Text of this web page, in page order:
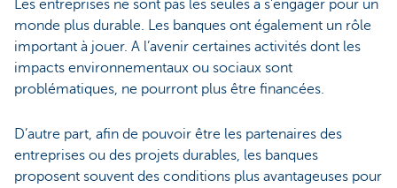
Les entreprises ne sont pas les seules à s’engager pour un
monde plus durable. Les banques ont également un rôle
important à jouer. A l’avenir certaines activités dont les
impacts environnementaux ou sociaux sont
problématiques, ne pourront plus être financées.
D’autre part, afin de pouvoir être les partenaires des
entreprises ou des projets durables, les banques
proposent souvent des conditions plus avantageuses pour